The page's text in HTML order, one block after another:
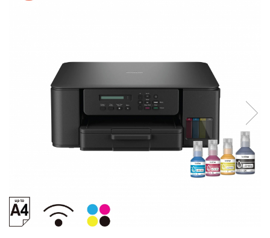
Placi captura
Adaptoare PCI / PCIe